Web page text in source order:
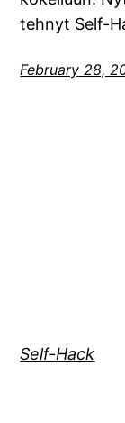
tehnyt Self-
February 28,
Self-Hack